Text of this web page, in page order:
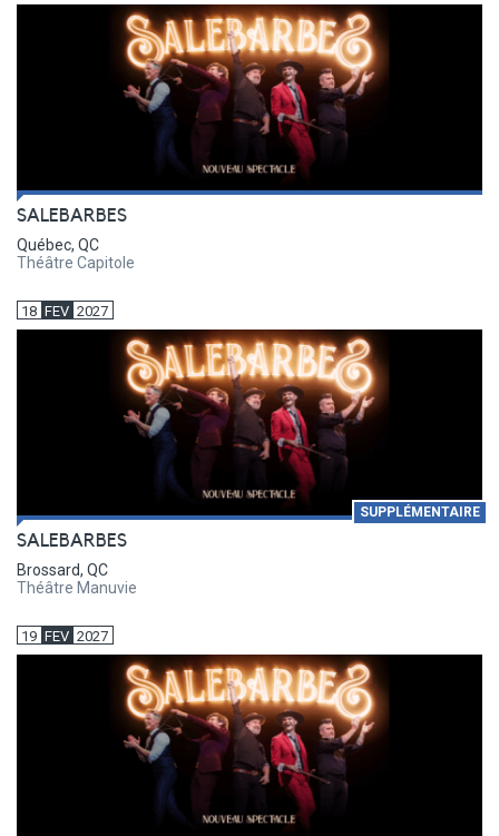
SALEBARBES
Québec, QC
Théâtre Capitole
18 FEV 2027
SUPPLÉMENTAIRE
SALEBARBES
Brossard, QC
Théâtre Manuvie
19 FEV 2027